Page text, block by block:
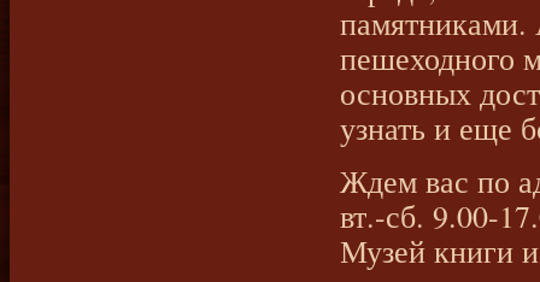
памятниками.
пешеходного
основных
узнать и еще
Ждем вас по
вт.-сб. 9.00-
Музей книги